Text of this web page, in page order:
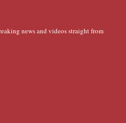
news and videos straight from